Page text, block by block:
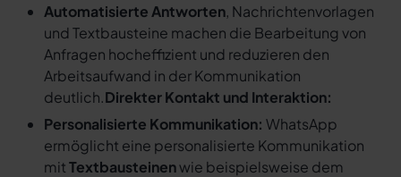
Automatisierte Antworten, Nachrichtenvorlagen
und Textbausteine machen die Bearbeitung von
Anfragen hocheffizient und reduzieren den
Arbeitsaufwand in der Kommunikation
deutlich.Direkter Kontakt und Interaktion:
Personalisierte Kommunikation: WhatsApp
ermöglicht eine personalisierte Kommunikation
mitTextbausteinenwie beispielsweise dem